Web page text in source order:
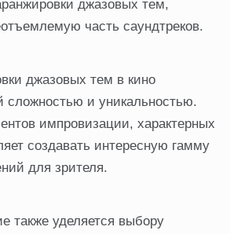
джазовых тем,
часть саундтреков.
джазовых тем в кино
сложностью и уникальностью.
импровизации, характерных
создавать интересную гамму
для зрителя.
также уделяется выбору